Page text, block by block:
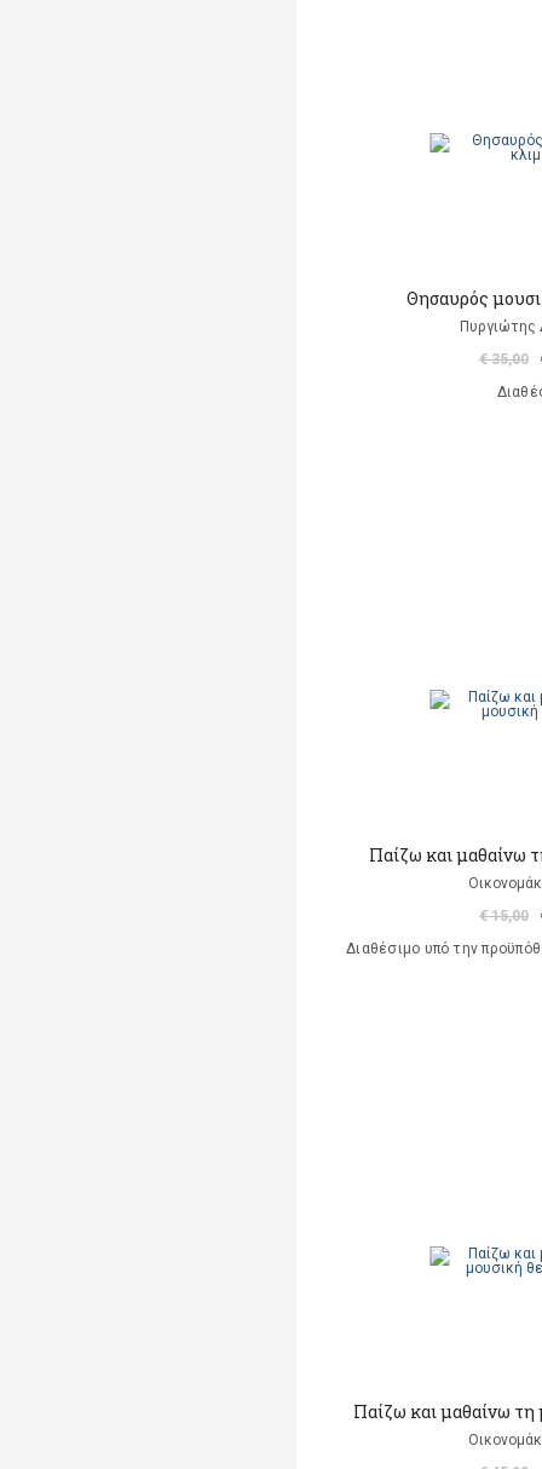
Θησαυρός
Πυργιώτης
€ 35,00
Παίζω και μαθαίνω
€ 15,00
Διαθέσιμο υπό την
Παίζω και μαθαίνω τη